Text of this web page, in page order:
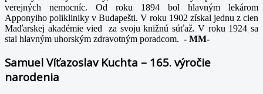
verejných nemocníc. Od roku 1894 bol hlavným lekárom
Apponyiho polikliniky v Budapešti. V roku 1902 získal jednu z cien
Maďarskej akadémie vied za svoju knižnú súťaž. V roku 1924 sa
stal hlavným uhorským zdravotným poradcom. - MM-
Samuel Víťazoslav Kuchta – 165. výročie
narodenia